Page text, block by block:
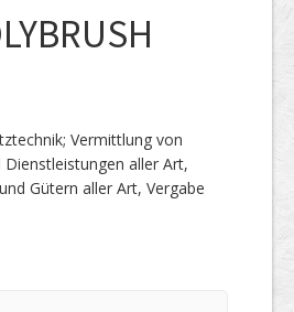
Vermittlung von
aller Art,
Gütern aller Art, Vergabe